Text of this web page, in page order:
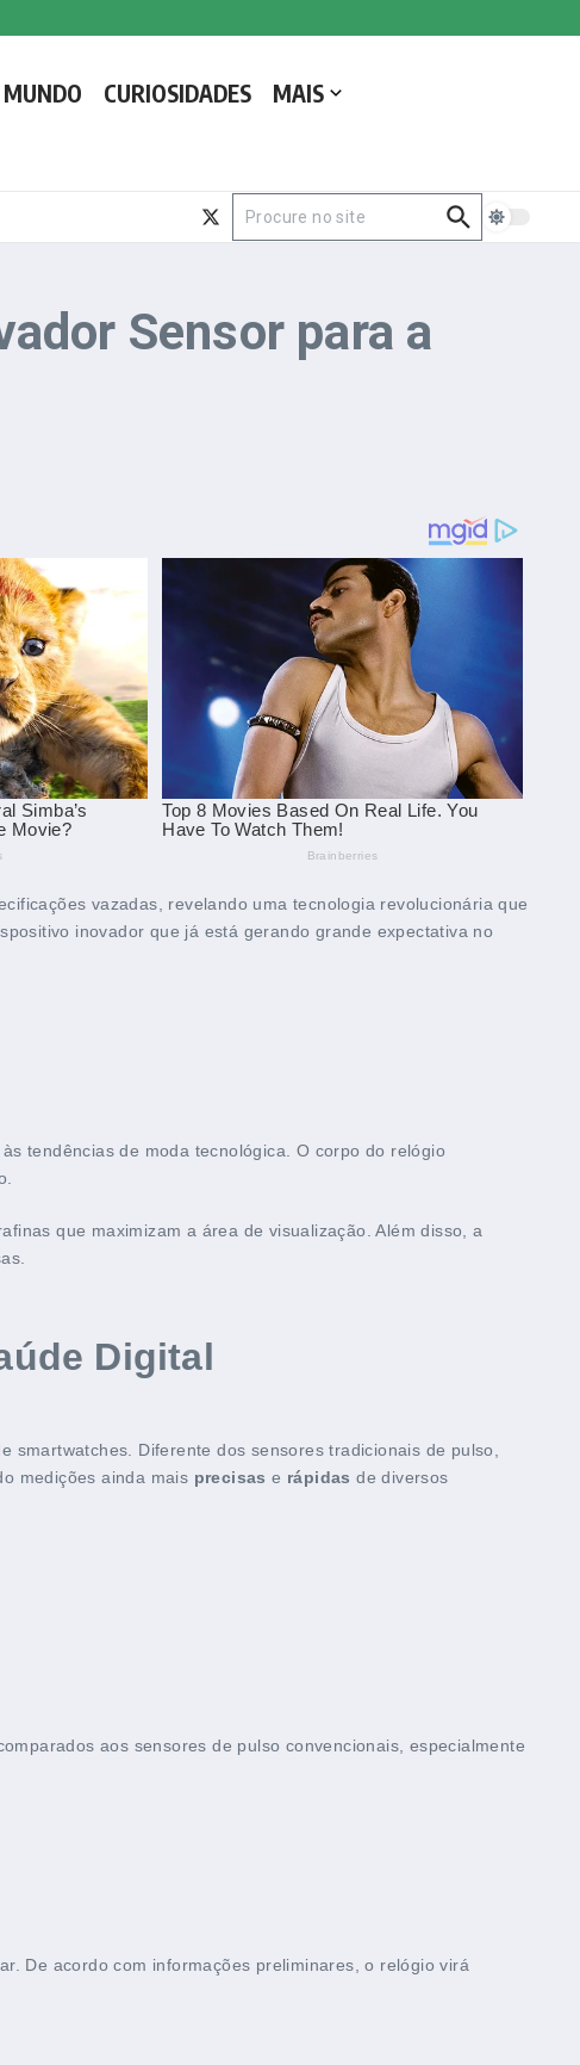
MUNDO CURIOSIDADES
MAIS
Sensor para a
vazadas, revelando uma tecnologia revolucionária que
inovador que já está gerando grande expectativa no
às tendências de moda tecnológica. O corpo do relógio
que maximizam a área de visualização. Além disso, a
Digital
smartwatches. Diferente dos sensores tradicionais de pulso,
medições ainda mais precisas e rápidas de diversos
aos sensores de pulso convencionais, especialmente
De acordo com informações preliminares, o relógio virá